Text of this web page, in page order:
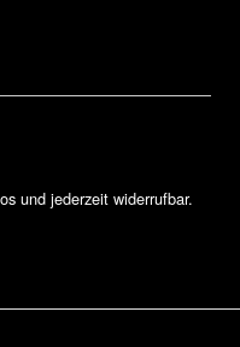
und jederzeit widerrufbar.